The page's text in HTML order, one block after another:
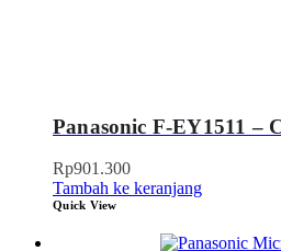
Panasonic F-EY1511 –
Rp901.300
Tambah ke keranjang
Quick View